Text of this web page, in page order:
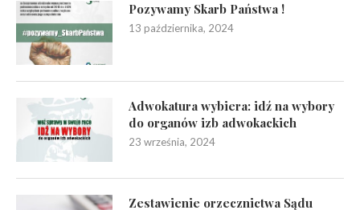
Pozywamy Skarb Państwa !
13 października, 2024
Adwokatura wybiera: idź na wybory
do organów izb adwokackich
23 września, 2024
Zestawienie orzecznictwa Sądu